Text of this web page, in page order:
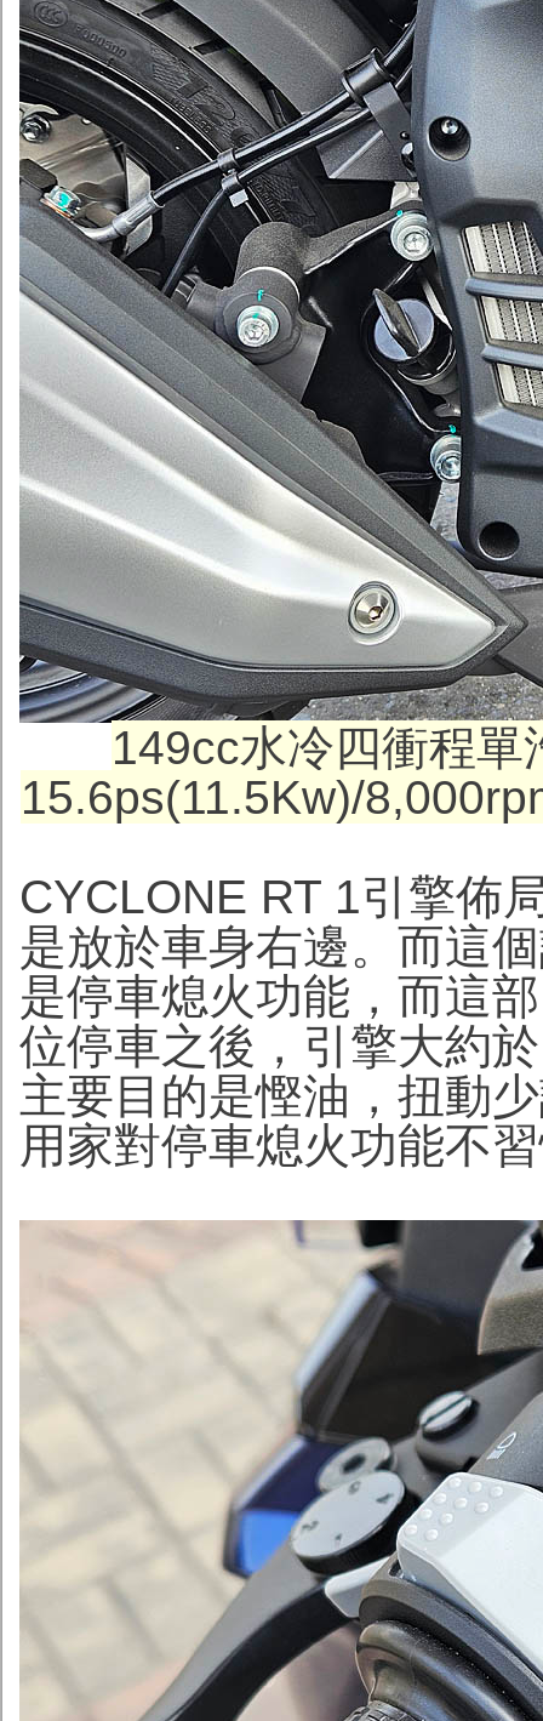
149cc水冷四衝程
15.6ps(11.5Kw)/
CYCLONE RT 1引擎佈
是放於車身右邊。而這
是停車熄火功能，而這
位停車之後，引擎大約
主要目的是慳油，扭動
用家對停車熄火功能不